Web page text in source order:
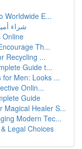
Worldwide E...
شراء
Online
Th...
Recycling ...
Guide t...
for Men: Looks ...
Onlin...
Guide
Magical Healer S...
Modern Tec...
Legal Choices